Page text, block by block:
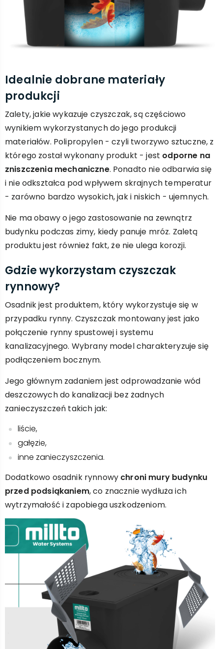
Idealnie dobrane materiały
produkcji
Zalety, jakie wykazuje czyszczak, są częściowo
wynikiem wykorzystanych do jego produkcji
materiałów. Polipropylen - czyli tworzywo sztuczne, z
którego został wykonany produkt - jest odporne na
zniszczenia mechaniczne. Ponadto nie odbarwia się
i nie odkształca pod wpływem skrajnych temperatur
- zarówno bardzo wysokich, jak i niskich - ujemnych.
Nie ma obawy o jego zastosowanie na zewnątrz
budynku podczas zimy, kiedy panuje mróz. Zaletą
produktu jest również fakt, że nie ulega korozji.
Gdzie wykorzystam czyszczak
rynnowy?
Osadnik jest produktem, który wykorzystuje się w
przypadku rynny. Czyszczak montowany jest jako
połączenie rynny spustowej i systemu
kanalizacyjnego. Wybrany model charakteryzuje się
podłączeniem bocznym.
Jego głównym zadaniem jest odprowadzanie wód
deszczowych do kanalizacji bez żadnych
zanieczyszczeń takich jak:
liście,
gałęzie,
inne zanieczyszczenia.
Dodatkowo osadnik rynnowy chroni mury budynku
przed podsiąkaniem, co znacznie wydłuża ich
wytrzymałość i zapobiega uszkodzeniom.